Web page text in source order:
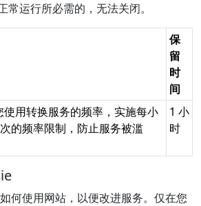
运行所必需的，无法关闭。
保
留
时
间
使用转换服务的频率，实施每小
的频率限制，防止服务被滥
1 小
时
何使用网站，以便改进服务。仅在您